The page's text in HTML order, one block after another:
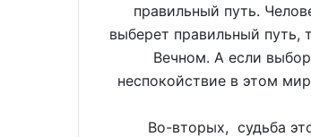
правильный путь.
выберет правильный путь,
Вечном. А если
неспокойствие в этом
Во-вторых, судьба это